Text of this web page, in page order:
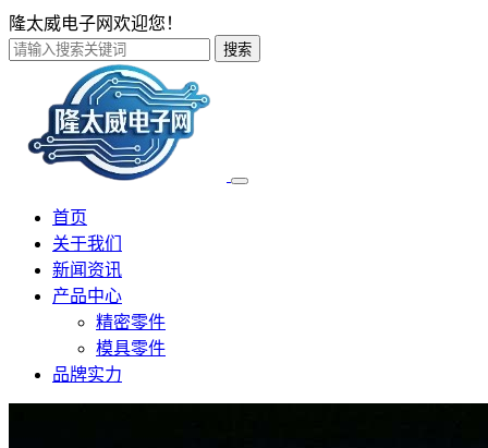
隆太威电子网欢迎您！
搜索
首页
关于我们
新闻资讯
产品中心
精密零件
模具零件
品牌实力